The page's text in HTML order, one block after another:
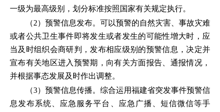
一级为最高级别，划分标准按照国家有关规定执行。
（2）预警信息发布。可以预警的自然灾害、事故灾难
或者公共卫生事件即将发生或者发生的可能性增大时，应
当及时组织会商研判，发布相应级别的预警信息，决定并
宣布有关地区进入预警期，向有关方面报告、通报情况，
并根据事态发展及时作出调整。
（3）预警信息传播。综合运用福建省突发事件预警信
息发布系统、应急服务平台、应急广播、短信微信等手